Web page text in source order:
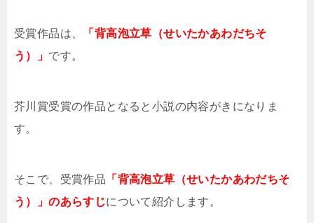
受賞作品は、
「背高泡立草（せいたかあわだちそ
う）」 です。
芥川賞受賞の作品となると小説の内容がきになりま
す。
そこで、受賞作品 「背高泡立草（せいたかあわだちそ
う）」のあらすじについて紹介します。